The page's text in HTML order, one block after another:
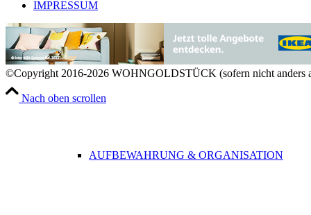
RAUMDÜFTE
AUFBEWAHRUNG & ORGANISATION
IMPRESSUM
©Copyright 2016-2026 WOHNGOLDSTÜCK (sofern nicht anders
Nach oben scrollen